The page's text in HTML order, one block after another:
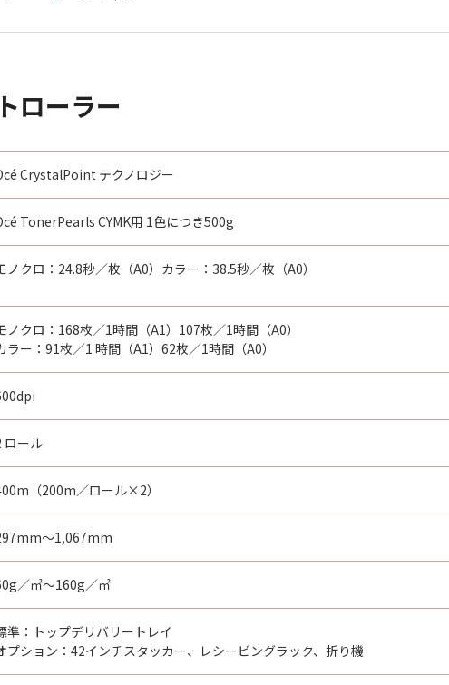
ローラー
CrystalPoint テクノロジー
TonerPearls CYMK用 1色につき500g
ノクロ：24.8秒／枚（A0）カラー：38.5秒／枚（A0）
ノクロ：168枚／1時間（A1）107枚／1時間（A0）
ラー：91枚／1 時間（A1）62枚／1時間（A0）
ロール
（200m／ロール×2）
～1,067mm
／㎡～160g／㎡
準：トップデリバリートレイ
プション：42インチスタッカー、レシービングラック、折り機